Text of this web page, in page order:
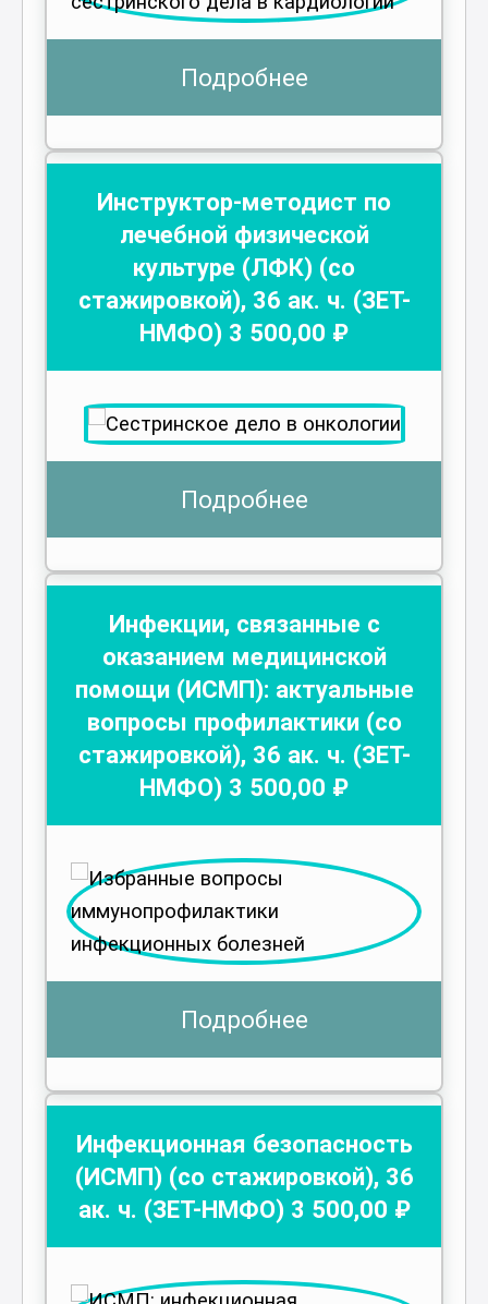
Подробнее
Инструктор-методист по
лечебной физической
культуре (ЛФК) (со
стажировкой), 36 ак. ч. (ЗЕТ-
НМФО) 3 500,00 ₽
Подробнее
Инфекции, связанные с
оказанием медицинской
помощи (ИСМП): актуальные
вопросы профилактики (со
стажировкой), 36 ак. ч. (ЗЕТ-
НМФО) 3 500,00 ₽
Подробнее
Инфекционная безопасность
(ИСМП) (со стажировкой), 36
ак. ч. (ЗЕТ-НМФО) 3 500,00 ₽